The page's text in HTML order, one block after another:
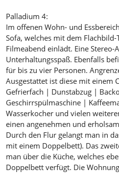
Palladium 4:
Im offenen Wohn- und
Sofa, welches mit dem
Filmeabend einlädt. Eine Stereo-
Unterhaltungsspaß. Ebenfalls
für bis zu vier Personen.
Ausgestattet ist diese mit einem
Gefrierfach | Dunstabzug |
Geschirrspülmaschine |
Wasserkocher und vielen
einen angenehmen und
Durch den Flur gelangt man in
mit einem Doppelbett). Das
man über die Küche, welches
Doppelbett verfügt. Die